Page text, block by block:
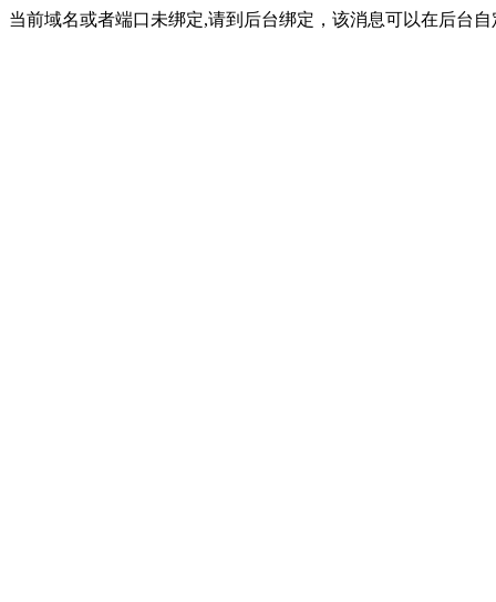
当前域名或者端口未绑定,请到后台绑定，该消息可以在后台自